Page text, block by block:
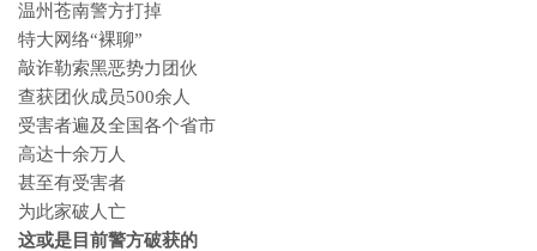
温州苍南警方打掉
特大网络“裸聊”
敲诈勒索黑恶势力团伙
查获团伙成员500余人
受害者遍及全国各个省市
高达十余万人
甚至有受害者
为此家破人亡
这或是目前警方破获的